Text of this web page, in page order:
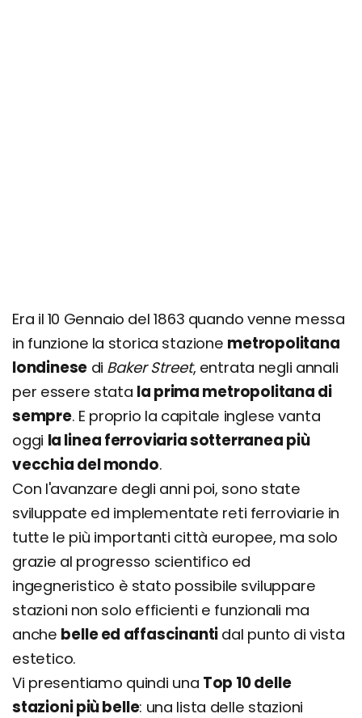
Era il 10 Gennaio del 1863 quando venne messa
in funzione la storica stazione metropolitana
londinese di Baker Street, entrata negli annali
per essere stata la prima metropolitana di
sempre. E proprio la capitale inglese vanta
oggi la linea ferroviaria sotterranea più
vecchia del mondo.
Con l'avanzare degli anni poi, sono state
sviluppate ed implementate reti ferroviarie in
tutte le più importanti città europee, ma solo
grazie al progresso scientifico ed
ingegneristico è stato possibile sviluppare
stazioni non solo efficienti e funzionali ma
anche belle ed affascinanti dal punto di vista
estetico.
Vi presentiamo quindi una Top 10 delle
stazioni più belle: una lista delle stazioni